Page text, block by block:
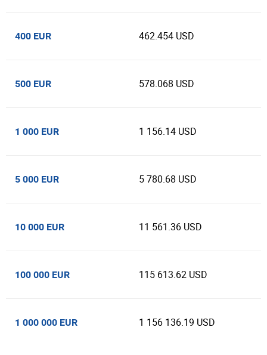
400 EUR 462.454 USD
500 EUR 578.068 USD
1 000 EUR 1 156.14 USD
5 000 EUR 5 780.68 USD
10 000 EUR 11 561.36 USD
100 000 EUR 115 613.62 USD
1 000 000 EUR 1 156 136.19 USD